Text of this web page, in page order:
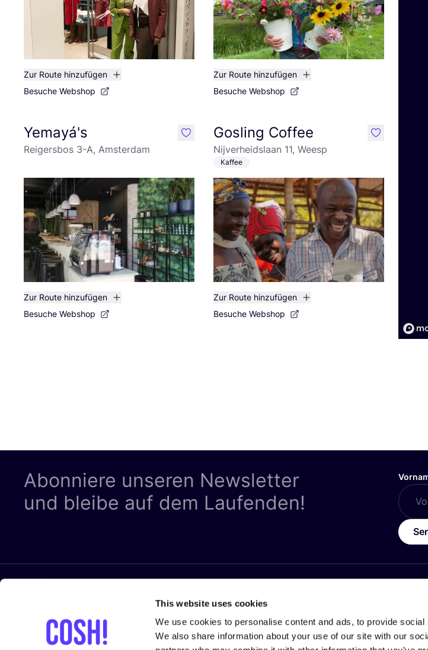
This website uses cookies
We use cookies to personalise content and ads, to provide
We also share information about your use of our site with our
Zur Route hinzufügen
Besuche Webshop
Zur Route hinzufügen
Besuche Webshop
Yemayá's
Reigersbos 3-A, Amsterdam
Zur Route hinzufügen
Besuche Webshop
like Gosling Coffee
Nijverheidslaan 11, Weesp
Kaffee
Zur Route hinzufügen
Besuche Webshop
like
Abonniere unseren Newsletter
und bleibe auf dem Laufenden!
Datenschutz
Cookies Über